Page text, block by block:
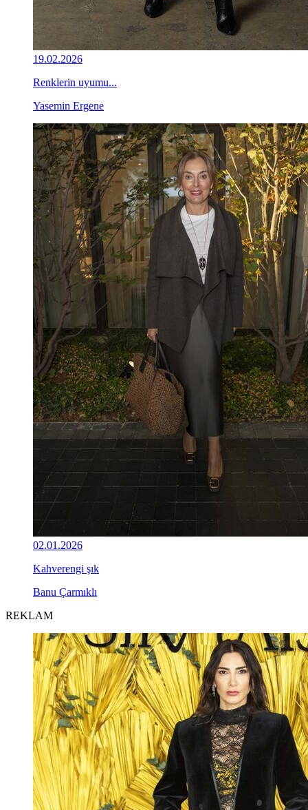
19.02.2026
Renklerin uyumu...
Yasemin Ergene
02.01.2026
Kahverengi şık
Banu Çarmıklı
REKLAM